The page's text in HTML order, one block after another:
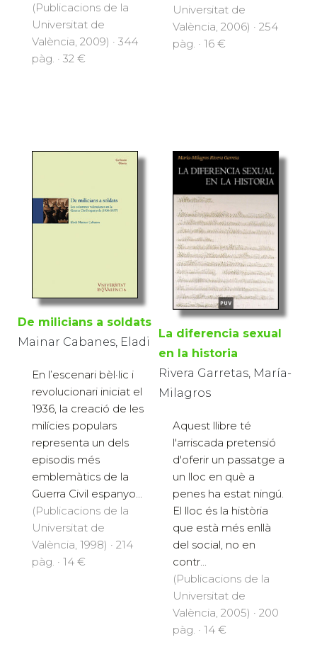
(Publicacions de la
Universitat de
València, 2009) · 344
pàg. · 32 €
Universitat de
València, 2006) · 254
pàg. · 16 €
De milicians a soldats
Mainar Cabanes, Eladi
En l’escenari bèl·lic i
revolucionari iniciat el
1936, la creació de les
milícies populars
representa un dels
episodis més
emblemàtics de la
Guerra Civil espanyo...
(Publicacions de la
Universitat de
València, 1998) · 214
pàg. · 14 €
La diferencia sexual
en la historia
Rivera Garretas, María-
Milagros
Aquest llibre té
l'arriscada pretensió
d'oferir un passatge a
un lloc en què a
penes ha estat ningú.
El lloc és la història
que està més enllà
del social, no en
contr...
(Publicacions de la
Universitat de
València, 2005) · 200
pàg. · 14 €